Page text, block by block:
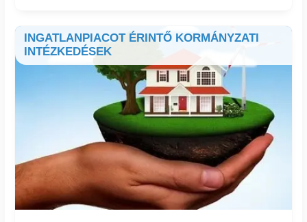
INGATLANPIACOT ÉRINTŐ KORMÁNYZATI
INTÉZKEDÉSEK